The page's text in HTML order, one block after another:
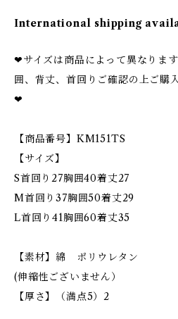
International shipping
❤サイズは商品によって異なりま
囲、背丈、首回りご確認の上ご購
❤
【商品番号】KM151TS
【サイズ】
S首回り27胸囲40着丈27
M首回り37胸囲50着丈29
L首回り41胸囲60着丈35
【素材】綿 ポリウレタン
(伸縮性ございません）
【厚さ】（満点5）2